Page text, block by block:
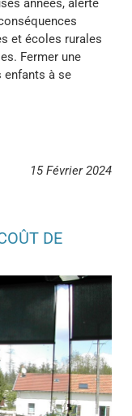
années, alerte
et écoles rurales
Fermer une
enfants à se
15 Février 2024
DE